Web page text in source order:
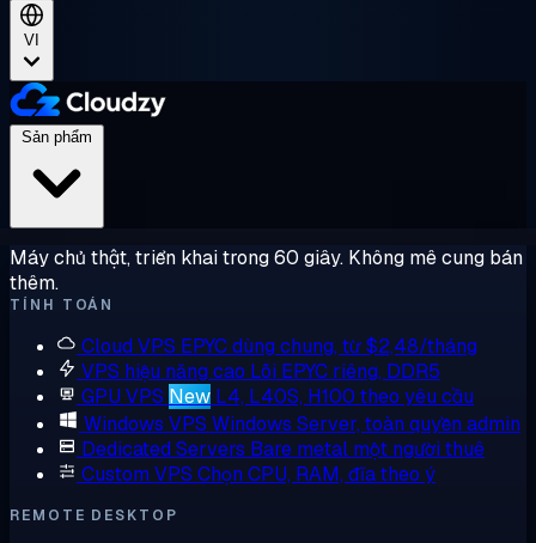
VI
Máy chủ thật, triển khai trong 60 giây. Không mê cung bán
thêm.
TÍNH TOÁN
Cloud VPS EPYC dùng chung, từ $2,48/tháng
VPS hiệu năng cao Lõi EPYC riêng, DDR5
GPU VPS New L4, L40S, H100 theo yêu cầu
Windows VPS Windows Server, toàn quyền admin
Dedicated Servers Bare metal một người thuê
Custom VPS Chọn CPU, RAM, đĩa theo ý
REMOTE DESKTOP